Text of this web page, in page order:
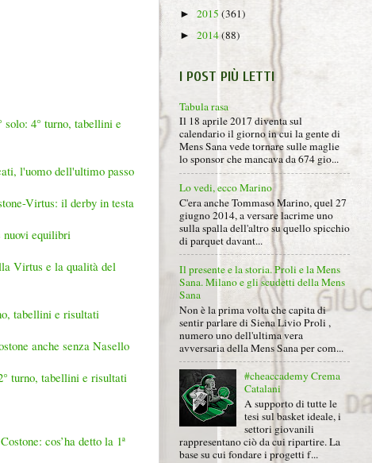
solo: 4° turno, tabellini e
l'uomo dell'ultimo passo
Virtus: il derby in testa
nuovi equilibri
Virtus e la qualità del
tabellini e risultati
anche senza Nasello
turno, tabellini e risultati
cos’ha detto la 1ª
► 2015 (361)
► 2014(88)
I POST PIÙ LETTI
Tabula rasa
Il 18 aprile 2017 diventa sul
calendario il giorno in cui la gente di
Mens Sana vede tornare sulle maglie
lo sponsor che mancava da 674 gio...
Lo vedi, ecco Marino
C'era anche Tommaso Marino, quel 27
giugno 2014, a versare lacrime uno
sulla spalla dell'altro su quello spicchio
di parquet davant...
Il presente e la storia. Proli e la Mens
Sana. Milano e gli scudetti della Mens
Sana
Non è la prima volta che capita di
sentir parlare di Siena Livio Proli ,
numero uno dell'ultima vera
avversaria della Mens Sana per com...
#cheaccademy Crema
Catalani
A supporto di tutte le
tesi sul basket ideale, i
settori giovanili
rappresentano ciò da cui ripartire. La
base su cui fondare i progetti f...